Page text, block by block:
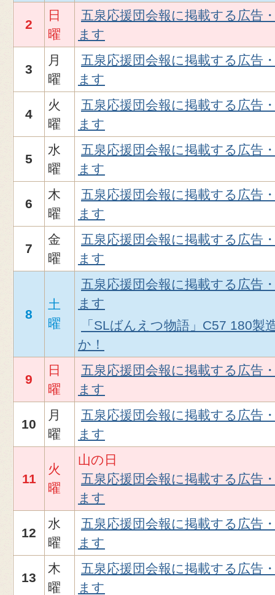
2
日
曜
五泉応援団会報に掲載する広告
ます
3
月
曜
五泉応援団会報に掲載する広告
ます
4
火
曜
五泉応援団会報に掲載する広告
ます
5
水
曜
五泉応援団会報に掲載する広告
ます
6
木
曜
五泉応援団会報に掲載する広告
ます
7
金
曜
五泉応援団会報に掲載する広告
ます
8
土
曜
五泉応援団会報に掲載する広告
ます
「SLばんえつ物語」C57 180
か！
9
日
曜
五泉応援団会報に掲載する広告
ます
10
月
曜
五泉応援団会報に掲載する広告
ます
11
火
曜
山の日
五泉応援団会報に掲載する広告
ます
12
水
曜
五泉応援団会報に掲載する広告
ます
13
木
曜
五泉応援団会報に掲載する広告
ます